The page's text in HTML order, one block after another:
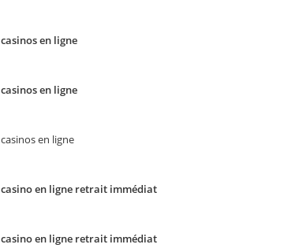
casinos en ligne
casinos en ligne
casinos en ligne
casino en ligne retrait immédiat
casino en ligne retrait immédiat